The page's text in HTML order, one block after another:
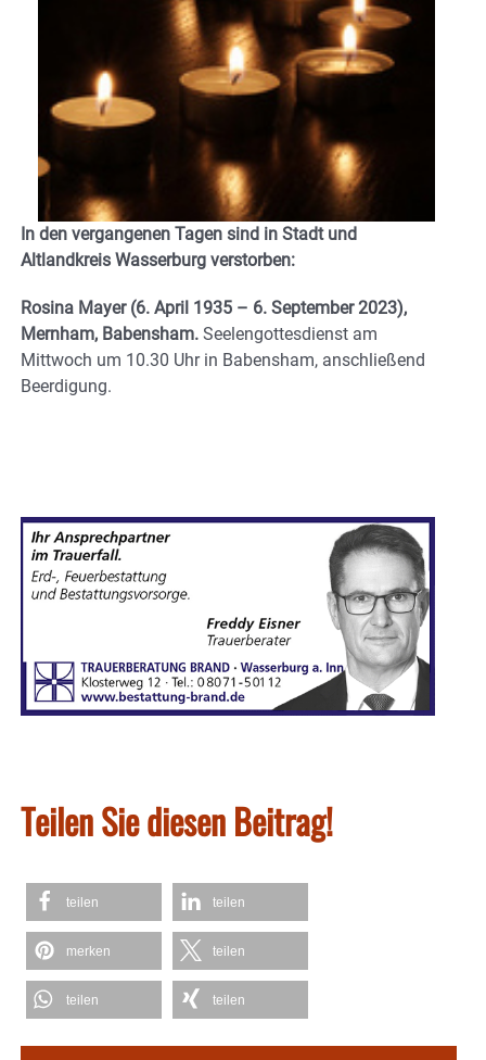
In den vergangenen Tagen sind in Stadt und
Altlandkreis Wasserburg verstorben:
Rosina Mayer (6. April 1935 – 6. September 2023),
Mernham, Babensham. Seelengottesdienst am
Mittwoch um 10.30 Uhr in Babensham, anschließend
Beerdigung.
Teilen Sie diesen Beitrag!
teilen teilen
merken teilen
teilen teilen